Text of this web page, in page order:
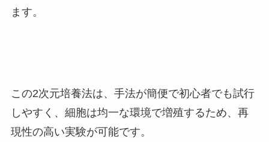
ます。
この2次元培養法は、手法が簡便で初心者でも試行
しやすく、細胞は均一な環境で増殖するため、再
現性の高い実験が可能です。